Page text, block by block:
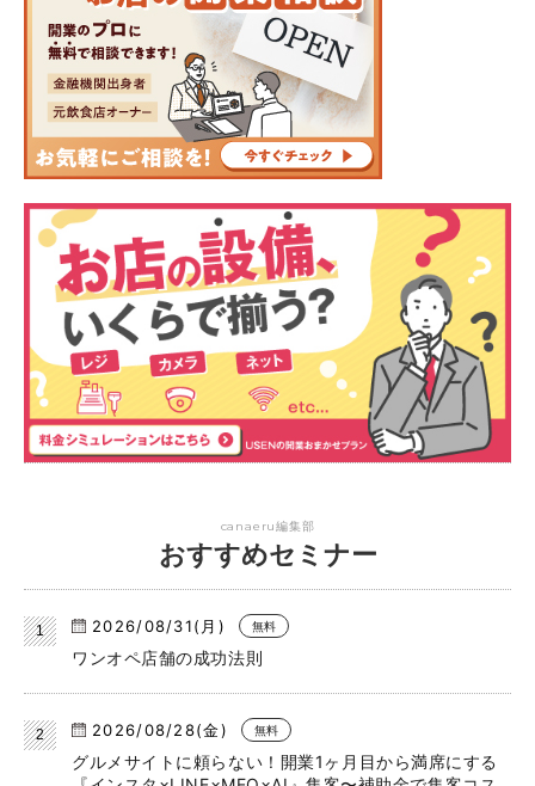
canaeru編集部
おすすめセミナー
2026/08/31(月) 無料
ワンオペ店舗の成功法則
2026/08/28(金) 無料
グルメサイトに頼らない！開業1ヶ月目から満席にする